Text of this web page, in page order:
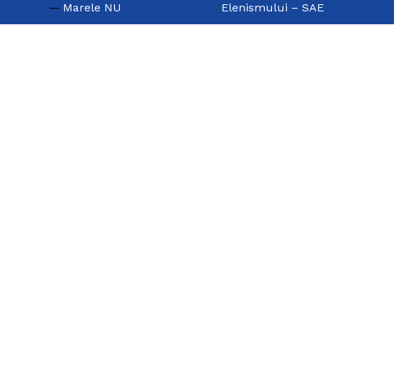
Marele NU
Elenismului – SAE